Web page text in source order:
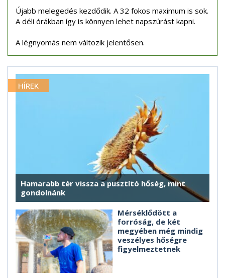
Újabb melegedés kezdődik. A 32 fokos maximum is sok.
A déli órákban így is könnyen lehet napszúrást kapni.
A légnyomás nem változik jelentősen.
HÍREK
Hamarabb tér vissza a pusztító hőség, mint
gondolnánk
Mérséklődött a
forróság, de két
megyében még mindig
veszélyes hőségre
figyelmeztetnek